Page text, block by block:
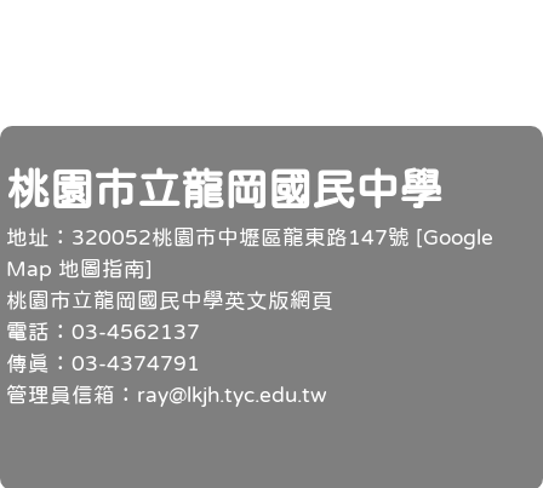
頁尾
桃園市立龍岡國民中學
地址：320052桃園市中壢區龍東路147號 [Google
Map 地圖指南]
桃園市立龍岡國民中學英文版網頁
電話：03-4562137
傳真：03-4374791
管理員信箱：ray@lkjh.tyc.edu.tw